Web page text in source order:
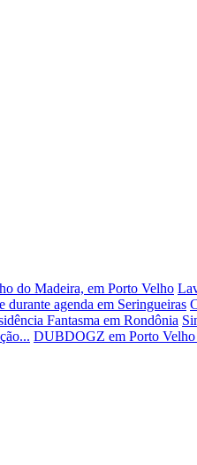
do Madeira, em Porto Velho
durante agenda em Seringueiras
Fantasma em Rondônia
DUBDOGZ em Porto Velho